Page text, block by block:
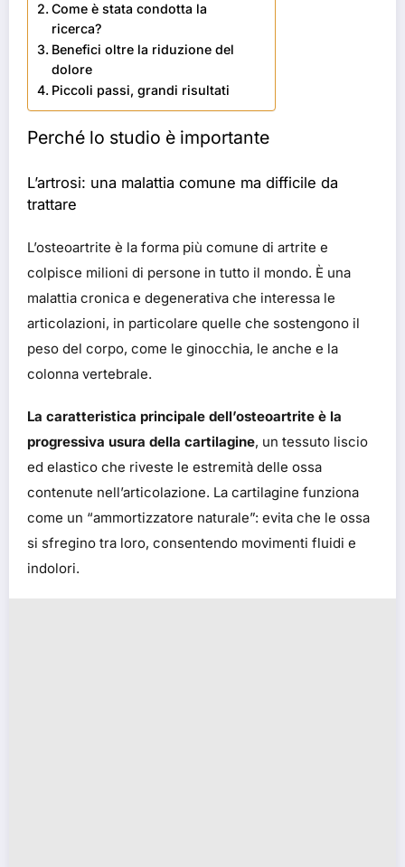
Come è stata condotta la
ricerca?
Benefici oltre la riduzione del
dolore
Piccoli passi, grandi risultati
Perché lo studio è importante
L’artrosi: una malattia comune ma difficile da
trattare
L’osteoartrite è la forma più comune di artrite e
colpisce milioni di persone in tutto il mondo. È una
malattia cronica e degenerativa che interessa le
articolazioni, in particolare quelle che sostengono il
peso del corpo, come le ginocchia, le anche e la
colonna vertebrale.
La caratteristica principale dell’osteoartrite è la
progressiva usura della cartilagine, un tessuto liscio
ed elastico che riveste le estremità delle ossa
contenute nell’articolazione. La cartilagine funziona
come un “ammortizzatore naturale”: evita che le ossa
si sfregino tra loro, consentendo movimenti fluidi e
indolori.